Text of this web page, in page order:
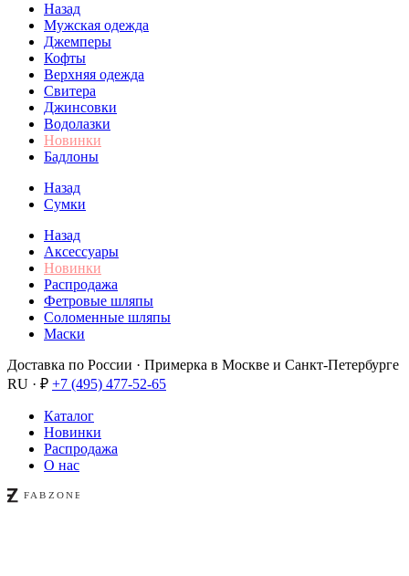
Назад
Мужская одежда
Джемперы
Кофты
Верхняя одежда
Свитера
Джинсовки
Водолазки
Новинки
Бадлоны
Назад
Сумки
Назад
Аксессуары
Новинки
Распродажа
Фетровые шляпы
Соломенные шляпы
Маски
Доставка по России · Примерка в Москве и Санкт-Петербурге
RU · ₽ +7 (495) 477-52-65
Каталог
Новинки
Распродажа
О нас